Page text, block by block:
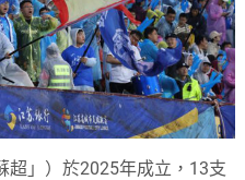
超」）於2025年成立，13支